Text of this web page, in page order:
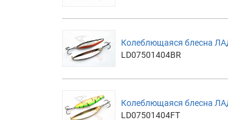
Колеблющаяся блесна
LD07501404BR
Колеблющаяся блесна
LD07501404FT